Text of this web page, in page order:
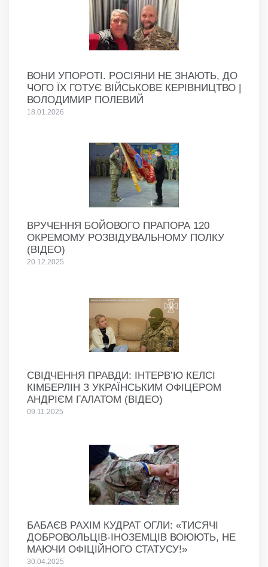
ВОНИ УПОРОТІ. РОСІЯНИ НЕ ЗНАЮТЬ, ДО
ЧОГО ЇХ ГОТУЄ ВІЙСЬКОВЕ КЕРІВНИЦТВО |
ВОЛОДИМИР ПОЛЕВИЙ
18.01.2026
ВРУЧЕННЯ БОЙОВОГО ПРАПОРА 120
ОКРЕМОМУ РОЗВІДУВАЛЬНОМУ ПОЛКУ
(ВІДЕО)
20.12.2025
СВІДЧЕННЯ ПРАВДИ: ІНТЕРВ’Ю КЕЛСІ
КІМБЕРЛІН З УКРАЇНСЬКИМ ОФІЦЕРОМ
АНДРІЄМ ГАЛАТОМ (ВІДЕО)
09.11.2025
БАБАЄВ РАХІМ КУДРАТ ОГЛИ: «ТИСЯЧІ
ДОБРОВОЛЬЦІВ-ІНОЗЕМЦІВ ВОЮЮТЬ, НЕ
МАЮЧИ ОФІЦІЙНОГО СТАТУСУ!»
30.04.2025